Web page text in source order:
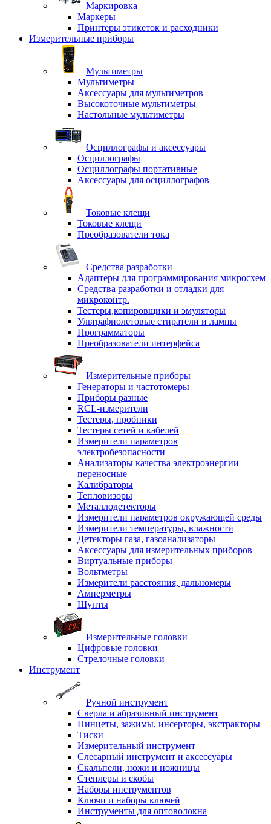
Маркировка
Маркеры
Принтеры этикеток и расходники
Измерительные приборы
Мультиметры
Мультиметры
Аксессуары для мультиметров
Высокоточные мультиметры
Настольные мультиметры
Осциллографы и аксессуары
Осциллографы
Осциллографы портативные
Аксессуары для осциллографов
Токовые клещи
Токовые клещи
Преобразователи тока
Средства разработки
Адаптеры для программирования микросхем
Средства разработки и отладки для
микроконтр.
Тестеры,копировщики и эмуляторы
Ультрафиолетовые стиратели и лампы
Программаторы
Преобразователи интерфейса
Измерительные приборы
Генераторы и частотомеры
Приборы разные
RCL-измерители
Тестеры, пробники
Тестеры сетей и кабелей
Измерители параметров
электробезопасности
Анализаторы качества электроэнергии
переносные
Калибраторы
Тепловизоры
Металлодетекторы
Измерители параметров окружающей среды
Измерители температуры, влажности
Детекторы газа, газоанализаторы
Аксессуары для измерительных приборов
Виртуальные приборы
Вольтметры
Измерители расстояния, дальномеры
Амперметры
Шунты
Измерительные головки
Цифровые головки
Стрелочные головки
Инструмент
Ручной инструмент
Сверла и абразивный инструмент
Пинцеты, зажимы, инсерторы, экстракторы
Тиски
Измерительный инструмент
Слесарный инструмент и аксессуары
Скальпели, ножи и ножницы
Степлеры и скобы
Наборы инструментов
Ключи и наборы ключей
Инструменты для оптоволокна